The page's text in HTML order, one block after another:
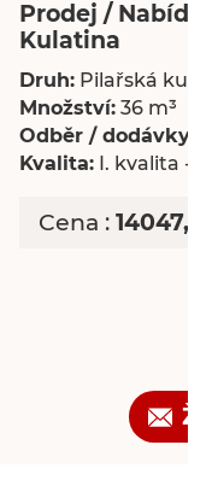
Prodej /
Kulatina
Druh: Pilařská
Množství: 36 m³
Odběr / dodávky:
Kvalita: I. kvalita -
Cena :